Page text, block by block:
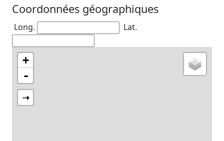
Coordonnées géographiques
Long. Lat.
+
-
⇢